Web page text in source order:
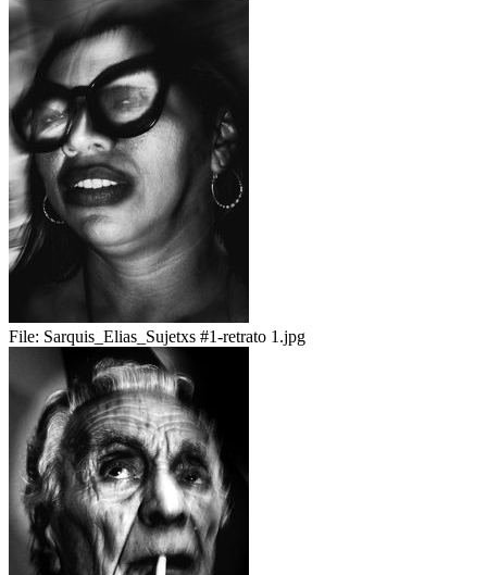
File: Sarquis_Elias_Sujetxs #1-retrato 1.jpg